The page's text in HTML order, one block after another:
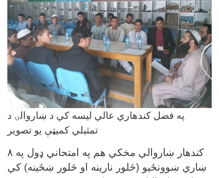
په فضل کندهاري عالي لیسه کي د ښاروالۍ د
تمثیلي کمیټې یو تصویر
کندهار ښاروالي
مخکي هم په امتحاني ډول په ۸
ښاري ښوونځیو (څلور نارینه او څلور ښځینه) کي